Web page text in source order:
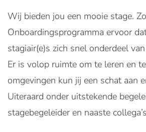
Wij bieden jou een mooie stage.
Onboardingsprogramma ervoor
stagiair(e)s zich snel onderdeel
Er is volop ruimte om te leren en
omgevingen kun jij een schat aan
Uiteraard onder uitstekende
stagebegeleider en naaste